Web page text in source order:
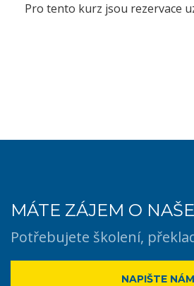
Pro tento kurz jsou rezervace
MÁTE ZÁJEM O
Potřebujete školení,
NAPIŠTE NÁM